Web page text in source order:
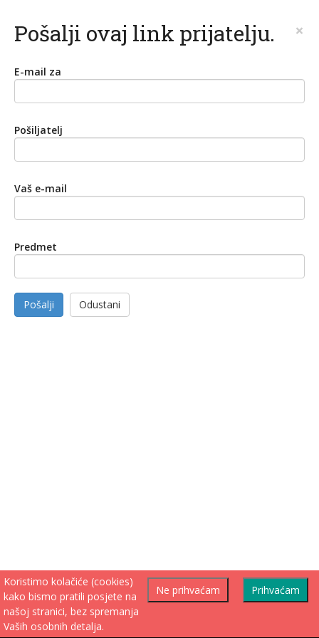
Pošalji ovaj link prijatelju. ×
E-mail za
Pošiljatelj
Vaš e-mail
Predmet
Pošalji Odustani
Prihvaćam
Ne prihvaćam
Koristimo kolačiće (cookies)
kako bismo pratili posjete na
našoj stranici, bez spremanja
Vaših osobnih detalja.